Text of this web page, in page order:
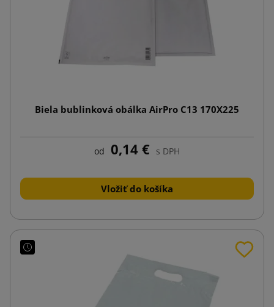
Biela bublinková obálka AirPro C13 170X225
od 0,14 € s DPH
Vložiť do košíka